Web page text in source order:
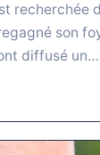
recherchée
son
diffusé un…